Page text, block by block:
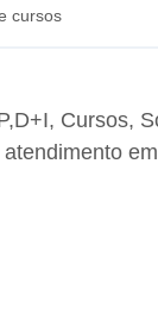
cursos
Cursos,